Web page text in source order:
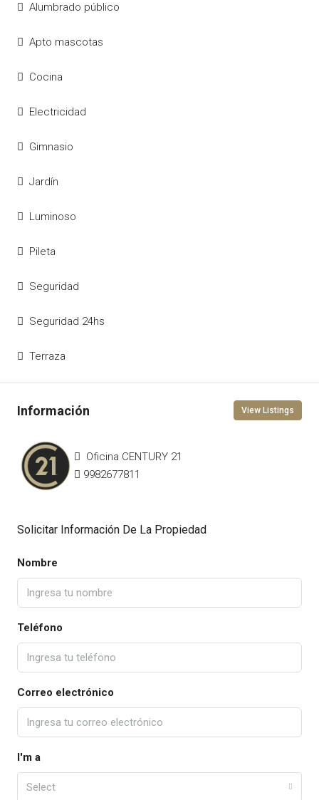
Alumbrado público
Apto mascotas
Cocina
Electricidad
Gimnasio
Jardín
Luminoso
Pileta
Seguridad
Seguridad 24hs
Terraza
View Listings
Oficina CENTURY 21
9982677811
Solicitar Información De La Propiedad
Nombre
Teléfono
Correo electrónico
I'm a
Select